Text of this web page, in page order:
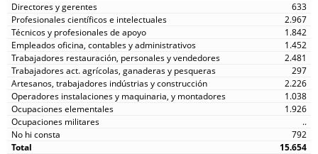
633
2.967
1.842
1.452
2.481
297
2.226
1.038
1.926
..
792
15.654